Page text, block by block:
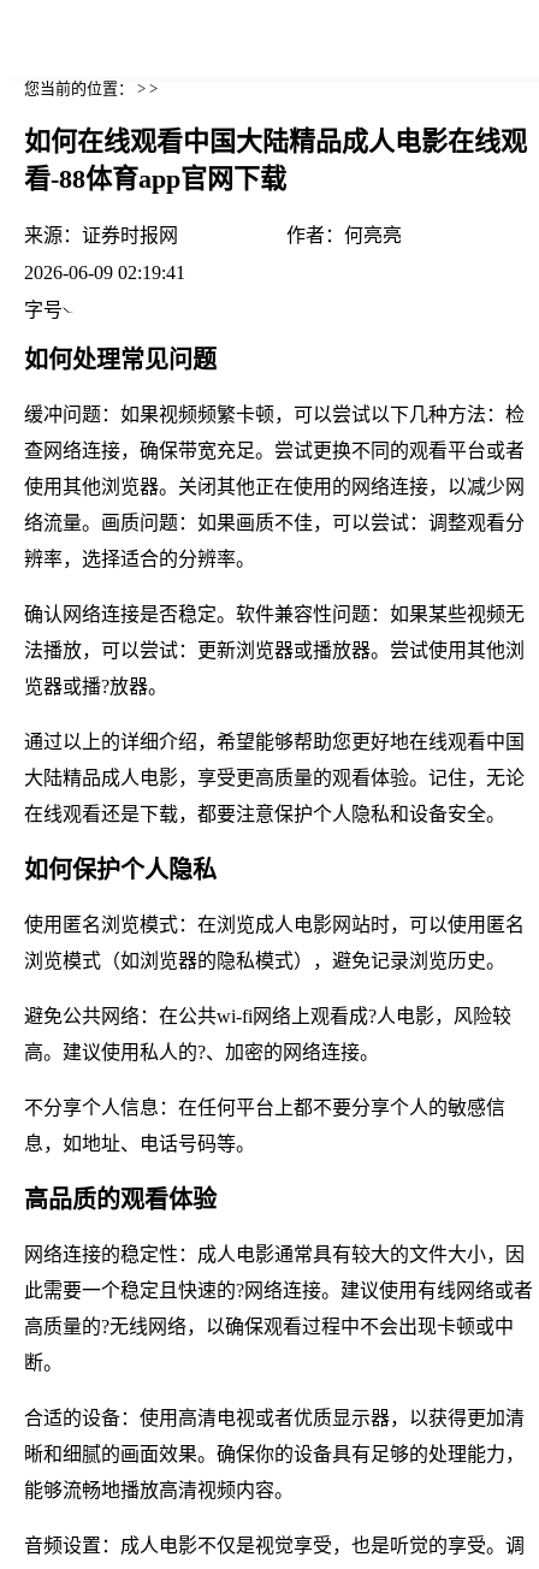
您当前的位置： > >
如何在线观看中国大陆精品成人电影在线观
看-88体育app官网下载
来源： 证券时报网 作者： 何亮亮
2026-06-09 02:19:41
字号
如何处理常见问题
缓冲问题：如果视频频繁卡顿，可以尝试以下几种方法：检
查网络连接，确保带宽充足。尝试更换不同的观看平台或者
使用其他浏览器。关闭其他正在使用的网络连接，以减少网
络流量。画质问题：如果画质不佳，可以尝试：调整观看分
辨率，选择适合的分辨率。
确认网络连接是否稳定。软件兼容性问题：如果某些视频无
法播放，可以尝试：更新浏览器或播放器。尝试使用其他浏
览器或播?放器。
通过以上的详细介绍，希望能够帮助您更好地在线观看中国
大陆精品成人电影，享受更高质量的观看体验。记住，无论
在线观看还是下载，都要注意保护个人隐私和设备安全。
如何保护个人隐私
使用匿名浏览模式：在浏览成人电影网站时，可以使用匿名
浏览模式（如浏览器的隐私模式），避免记录浏览历史。
避免公共网络：在公共wi-fi网络上观看成?人电影，风险较
高。建议使用私人的?、加密的网络连接。
不分享个人信息：在任何平台上都不要分享个人的敏感信
息，如地址、电话号码等。
高品质的观看体验
网络连接的稳定性：成人电影通常具有较大的文件大小，因
此需要一个稳定且快速的?网络连接。建议使用有线网络或者
高质量的?无线网络，以确保观看过程中不会出现卡顿或中
断。
合适的设备：使用高清电视或者优质显示器，以获得更加清
晰和细腻的画面效果。确保你的设备具有足够的处理能力，
能够流畅地播放高清视频内容。
音频设置：成人电影不仅是视觉享受，也是听觉的享受。调